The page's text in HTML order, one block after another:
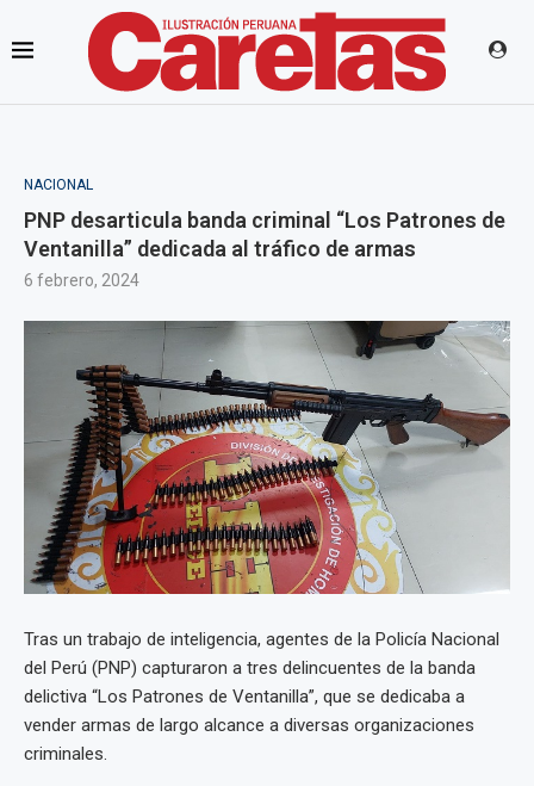
NACIONAL
PNP desarticula banda criminal “Los Patrones de
Ventanilla” dedicada al tráfico de armas
6 febrero, 2024
Tras un trabajo de inteligencia, agentes de la Policía Nacional
del Perú (PNP) capturaron a tres delincuentes de la banda
delictiva “Los Patrones de Ventanilla”, que se dedicaba a
vender armas de largo alcance a diversas organizaciones
criminales.